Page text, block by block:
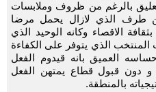
بالرغم من ظروف وملابسات
طرف الذي لازال يحمل مرضا
الاقصاء وكانه الوحيد الذي
الذي يتوفر على الكفاءة
العميق بانه قيدوم الفعل
و دون قبول قطاع يمتهن الفعل
بالمنطقة.